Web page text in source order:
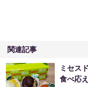
関連記事
ミセス
食べ応